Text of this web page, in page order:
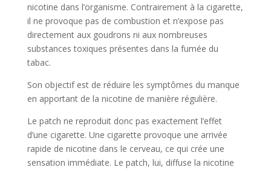
nicotine dans l’organisme. Contrairement à la cigarette,
il ne provoque pas de combustion et n’expose pas
directement aux goudrons ni aux nombreuses
substances toxiques présentes dans la fumée du
tabac.
Son objectif est de réduire les symptômes du manque
en apportant de la nicotine de manière régulière.
Le patch ne reproduit donc pas exactement l’effet
d’une cigarette. Une cigarette provoque une arrivée
rapide de nicotine dans le cerveau, ce qui crée une
sensation immédiate. Le patch, lui, diffuse la nicotine